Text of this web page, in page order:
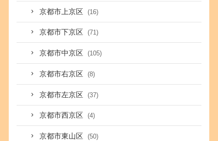
京都市上京区 (16)
京都市下京区 (71)
京都市中京区 (105)
京都市右京区 (8)
京都市左京区 (37)
京都市西京区 (4)
京都市東山区 (50)